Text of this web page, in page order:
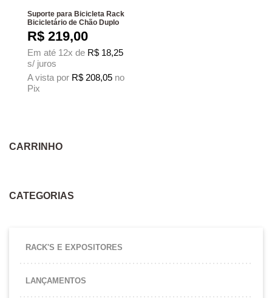
Suporte para Bicicleta Rack
Bicicletário de Chão Duplo
R$ 219,00
Em até 12x de R$ 18,25
s/ juros
A vista por R$ 208,05 no
Pix
CARRINHO
CATEGORIAS
RACK'S E EXPOSITORES
LANÇAMENTOS